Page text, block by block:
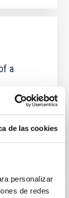
de las cookies
personalizar
de redes
a
truly
for a